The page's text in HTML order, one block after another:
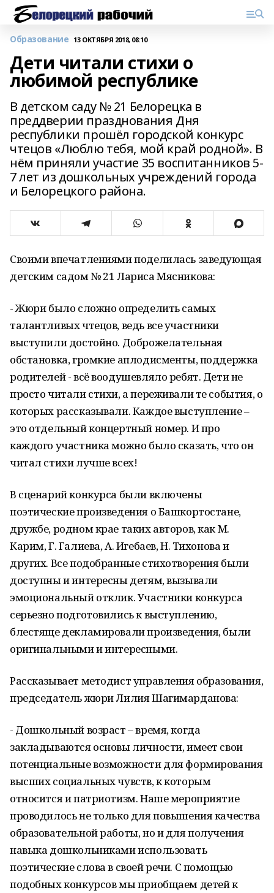
Образование 13 ОКТЯБРЯ 2018, 08:10
Дети читали стихи о
любимой республике
В детском саду № 21 Белорецка в
преддверии празднования Дня
республики прошёл городской конкурс
чтецов «Люблю тебя, мой край родной». В
нём приняли участие 35 воспитанников 5-
7 лет из дошкольных учреждений города
и Белорецкого района.
Своими впечатлениями поделилась заведующая
детским садом № 21 Лариса Мясникова:
- Жюри было сложно определить самых
талантливых чтецов, ведь все участники
выступили достойно. Доброжелательная
обстановка, громкие аплодисменты, поддержка
родителей - всё воодушевляло ребят. Дети не
просто читали стихи, а переживали те события, о
которых рассказывали. Каждое выступление –
это отдельный концертный номер. И про
каждого участника можно было сказать, что он
читал стихи лучше всех!
В сценарий конкурса были включены
поэтические произведения о Башкортостане,
дружбе, родном крае таких авторов, как М.
Карим, Г. Галиева, А. Игебаев, Н. Тихонова и
других. Все подобранные стихотворения были
доступны и интересны детям, вызывали
эмоциональный отклик. Участники конкурса
серьезно подготовились к выступлению,
блестяще декламировали произведения, были
оригинальными и интересными.
Рассказывает методист управления образования,
председатель жюри Лилия Шагимарданова:
- Дошкольный возраст – время, когда
закладываются основы личности, имеет свои
потенциальные возможности для формирования
высших социальных чувств, к которым
относится и патриотизм. Наше мероприятие
проводилось не только для повышения качества
образовательной работы, но и для получения
навыка дошкольниками использовать
поэтические слова в своей речи. С помощью
подобных конкурсов мы приобщаем детей к